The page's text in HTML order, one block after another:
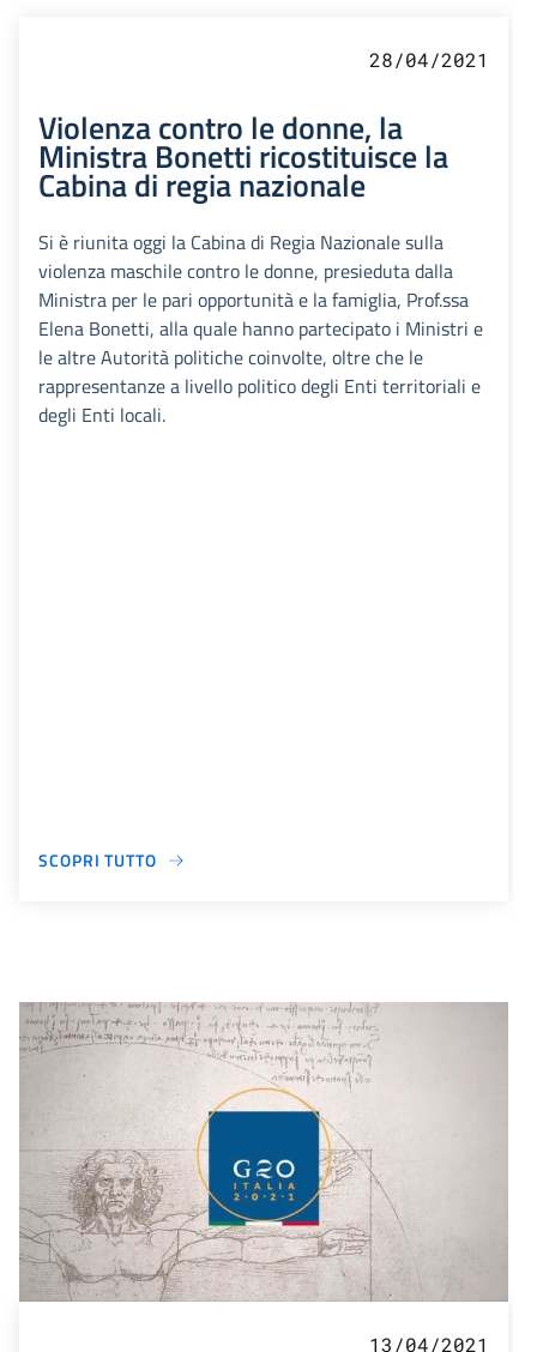
28/04/2021
Violenza contro le donne, la
Ministra Bonetti ricostituisce la
Cabina di regia nazionale
Si è riunita oggi la Cabina di Regia Nazionale sulla
violenza maschile contro le donne, presieduta dalla
Ministra per le pari opportunità e la famiglia, Prof.ssa
Elena Bonetti, alla quale hanno partecipato i Ministri e
le altre Autorità politiche coinvolte, oltre che le
rappresentanze a livello politico degli Enti territoriali e
degli Enti locali.
SCOPRI TUTTO
13/04/2021